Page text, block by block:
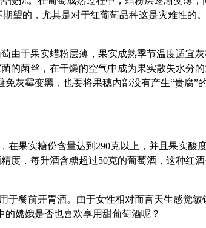
望的，尤其是对于红葡萄品种这是灾难性
由于果实蜡粉层薄，果实成熟季节温度适宜
的菌丝，在干燥的空气中成为果实散失水分
灰霉变黑，也要将果穗内部没有产生“贵腐
果实糖份含量达到290克以上，并且果实酸
，每升酒含糖超过50克的葡萄酒，这种红
餐前开胃酒。由于女性相对而言天生感觉
嫦娥是否也喜欢享用甜葡萄酒呢？